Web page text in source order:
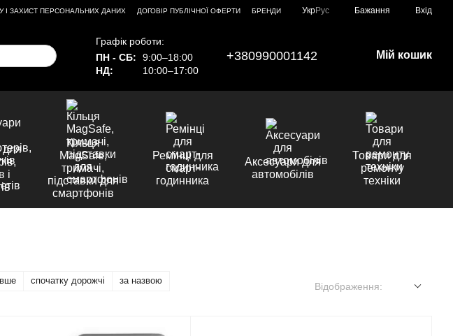
ЗАХИСТ ПЕРСОНАЛЬНИХ ДАНИХ ДОГОВІР ПУБЛІЧНОЇ ОФЕРТИ
БРЕНДИ
УкрРус Бажання Вхід
Графік роботи:
ПН - СБ:
9:00–18:00
НД:
10:00–17:00
+380990001142 Мій кошик
для
і
Кільця
MagSafe,
тримачі,
підставки для
смартфонів
Ремінці для
смарт-
годинника
Аксесуари для
автомобілів
Товари для
ремонту
техніки
спочатку дорожчі за назвою
Відображення: